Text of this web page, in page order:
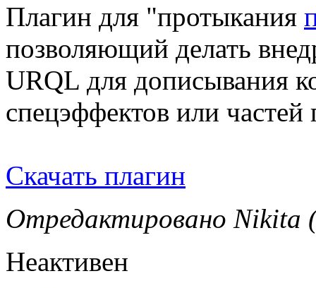
Плагин для "протыкания
позволяющий делать
URQL для дописывания
спецэффектов или частей
Скачать плагин
Отредактировано Nikita
Неактивен